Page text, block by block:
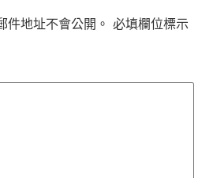
件地址不會公開。 必填欄位標示